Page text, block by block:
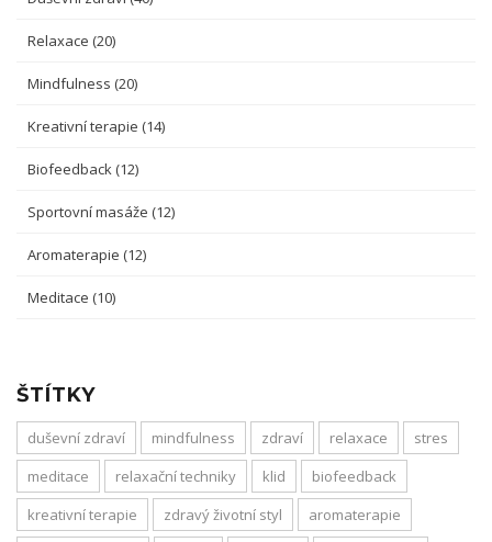
Relaxace (20)
Mindfulness (20)
Kreativní terapie (14)
Biofeedback (12)
Sportovní masáže (12)
Aromaterapie (12)
Meditace (10)
ŠTÍTKY
duševní zdraví mindfulness zdraví relaxace
stres
meditace
relaxační techniky klid
biofeedback
kreativní terapie
zdravý životní styl
aromaterapie